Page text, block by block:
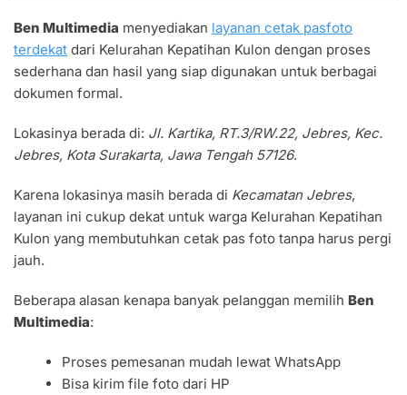
Ben Multimedia menyediakan layanan cetak pasfoto
terdekat dari Kelurahan Kepatihan Kulon dengan proses
sederhana dan hasil yang siap digunakan untuk berbagai
dokumen formal.
Lokasinya berada di: Jl. Kartika, RT.3/RW.22, Jebres, Kec.
Jebres, Kota Surakarta, Jawa Tengah 57126.
Karena lokasinya masih berada di Kecamatan Jebres,
layanan ini cukup dekat untuk warga Kelurahan Kepatihan
Kulon yang membutuhkan cetak pas foto tanpa harus pergi
jauh.
Beberapa alasan kenapa banyak pelanggan memilih Ben
Multimedia:
Proses pemesanan mudah lewat WhatsApp
Bisa kirim file foto dari HP